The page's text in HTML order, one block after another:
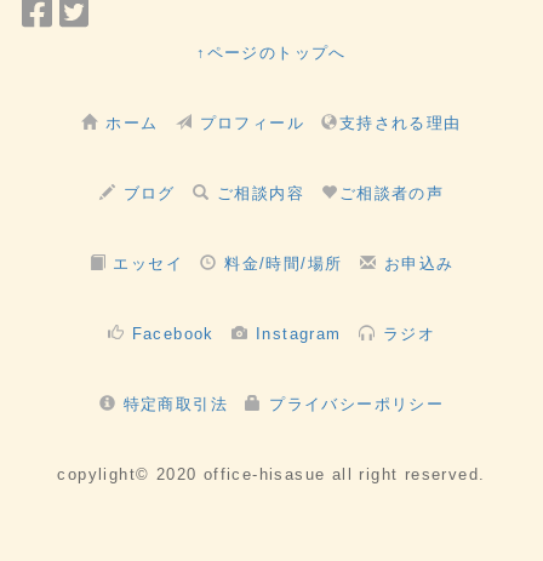
Facebook
ェ
↑ページのトップへ
ホーム プロフィール 支持される理由
ブログ ご相談内容 ご相談者の声
エッセイ 料金/時間/場所 お申込み
Facebook Instagram ラジオ
特定商取引法 プライバシーポリシー
copylight© 2020 office-hisasue all right reserved.